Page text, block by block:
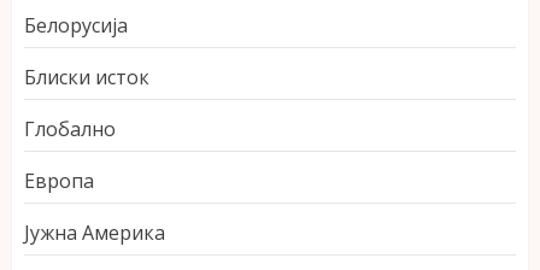
Белорусија
Блиски исток
Глобално
Европа
Јужна Америка